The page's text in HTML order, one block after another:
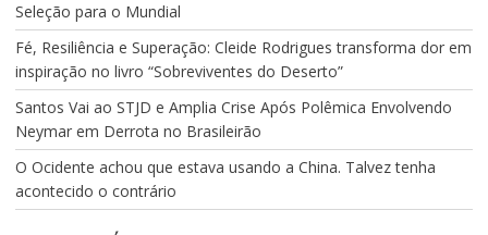
Seleção para o Mundial
Fé, Resiliência e Superação: Cleide Rodrigues transforma dor em
inspiração no livro “Sobreviventes do Deserto”
Santos Vai ao STJD e Amplia Crise Após Polêmica Envolvendo
Neymar em Derrota no Brasileirão
O Ocidente achou que estava usando a China. Talvez tenha
acontecido o contrário